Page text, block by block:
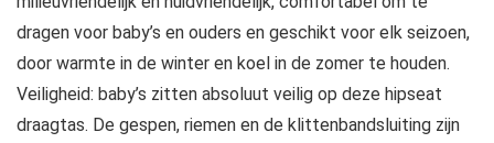
dragen voor baby’s en ouders en geschikt voor elk seizoen,
door warmte in de winter en koel in de zomer te houden.
Veiligheid: baby’s zitten absoluut veilig op deze hipseat
draagtas. De gespen, riemen en de klittenbandsluiting zijn